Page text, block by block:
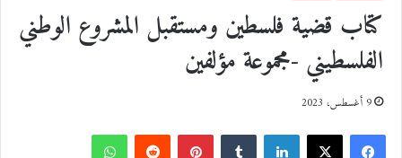
كتاب قضية فلسطين ومستقبل المشروع الوطني
الفلسطيني -مجموعة مؤلفين
9 أغسطس، 2023